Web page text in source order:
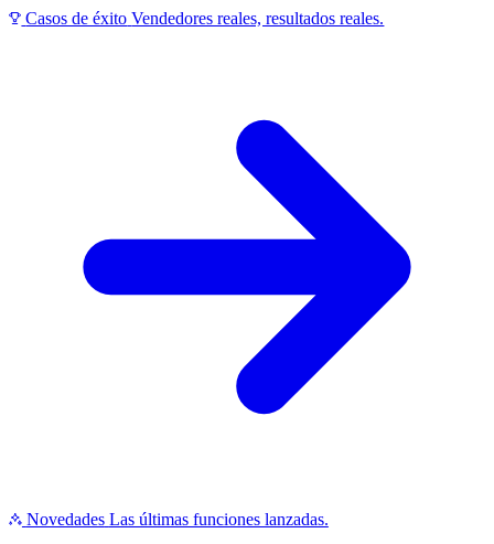
Casos de éxito Vendedores reales, resultados reales.
Novedades Las últimas funciones lanzadas.